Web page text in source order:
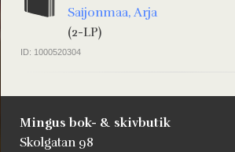
Saijonmaa, Arja
(2-LP)
ID: 1000520304
Mingus bok- & skivbutik
Skolgatan 98